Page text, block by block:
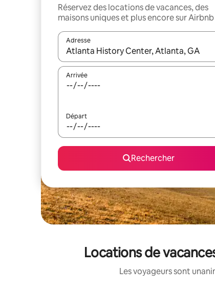
Réservez des locations de vacances, des
maisons uniques et plus encore sur Airbnb
Adresse
Lorsque les résultats s'affichent, utilisez les
Arrivée
Départ
Rechercher
Locations de
Les voyageurs sont